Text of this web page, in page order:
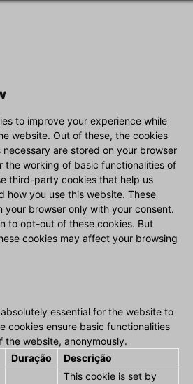
to improve your experience while
website. Out of these, the cookies
are stored on your browser
the working of basic functionalities of
third-party cookies that help us
how you use this website. These
your browser only with your consent.
to opt-out of these cookies. But
cookies may affect your browsing
essential for the website to
cookies ensure basic functionalities
website, anonymously.
Duração Descrição
This cookie is set by